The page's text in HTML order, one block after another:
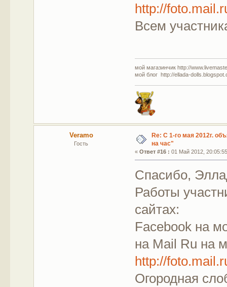
http://
Всем
мой магазинчик http://
мой блог http://ellada-
Veramo
Гость
Re: С 1-го мая 2012г.
на час"
«Ответ #16 : 01 Май 2012,
Спасибо,
Работы
сайтах:
Facebook на
на Mail Ru на
http://
Огородная